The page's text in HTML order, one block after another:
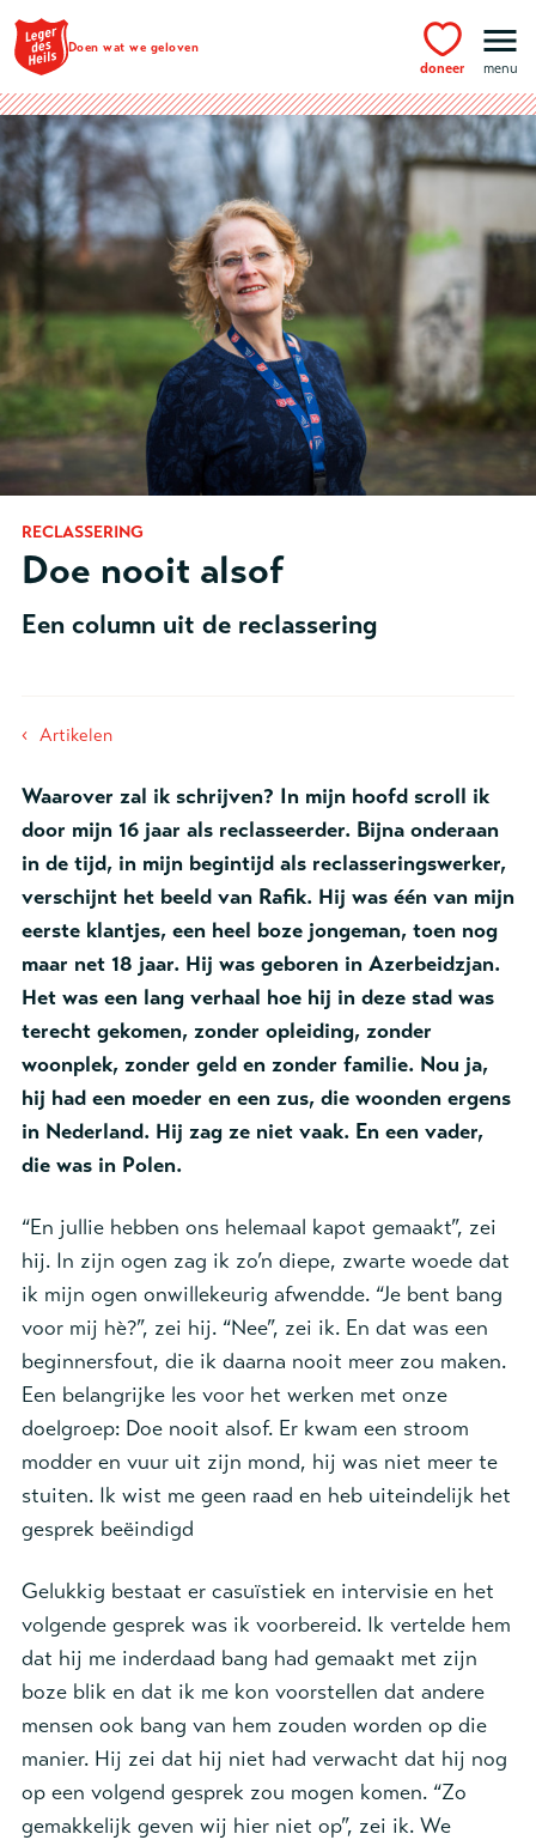
Ga naar hoofdinhoud
Doen wat we geloven
doneer menu
RECLASSERING
Doe nooit alsof
Een column uit de reclassering
‹ Artikelen
Waarover zal ik schrijven? In mijn hoofd scroll ik
door mijn 16 jaar als reclasseerder. Bijna onderaan
in de tijd, in mijn begintijd als reclasseringswerker,
verschijnt het beeld van Rafik. Hij was één van mijn
eerste klantjes, een heel boze jongeman, toen nog
maar net 18 jaar. Hij was geboren in Azerbeidzjan.
Het was een lang verhaal hoe hij in deze stad was
terecht gekomen, zonder opleiding, zonder
woonplek, zonder geld en zonder familie. Nou ja,
hij had een moeder en een zus, die woonden ergens
in Nederland. Hij zag ze niet vaak. En een vader,
die was in Polen.
“En jullie hebben ons helemaal kapot gemaakt”, zei
hij. In zijn ogen zag ik zo’n diepe, zwarte woede dat
ik mijn ogen onwillekeurig afwendde. “Je bent bang
voor mij hè?”, zei hij. “Nee”, zei ik. En dat was een
beginnersfout, die ik daarna nooit meer zou maken.
Een belangrijke les voor het werken met onze
doelgroep: Doe nooit alsof. Er kwam een stroom
modder en vuur uit zijn mond, hij was niet meer te
stuiten. Ik wist me geen raad en heb uiteindelijk het
gesprek beëindigd
Gelukkig bestaat er casuïstiek en intervisie en het
volgende gesprek was ik voorbereid. Ik vertelde hem
dat hij me inderdaad bang had gemaakt met zijn
boze blik en dat ik me kon voorstellen dat andere
mensen ook bang van hem zouden worden op die
manier. Hij zei dat hij niet had verwacht dat hij nog
op een volgend gesprek zou mogen komen. “Zo
gemakkelijk geven wij hier niet op”, zei ik. We